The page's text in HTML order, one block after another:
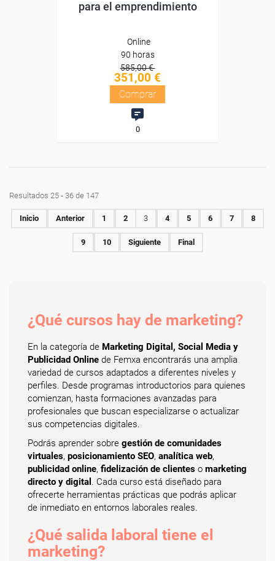
para el emprendimiento
Online
90 horas
585,00 €
351,00 €
Comprar
0
Resultados 25 - 36 de 147
Inicio Anterior 1 2 3 4 5 6 7 8
9 10 Siguiente Final
¿Qué cursos hay de marketing?
En la categoría de Marketing Digital, Social Media y
Publicidad Online de Femxa encontrarás una amplia
variedad de cursos adaptados a diferentes niveles y
perfiles. Desde programas introductorios para quienes
comienzan, hasta formaciones avanzadas para
profesionales que buscan especializarse o actualizar
sus competencias digitales.
Podrás aprender sobre gestión de comunidades
virtuales, posicionamiento SEO, analítica web,
publicidad online, fidelización de clientes o marketing
directo y digital . Cada curso está diseñado para
ofrecerte herramientas prácticas que podrás aplicar
de inmediato en entornos laborales reales.
¿Qué salida laboral tiene el
marketing?